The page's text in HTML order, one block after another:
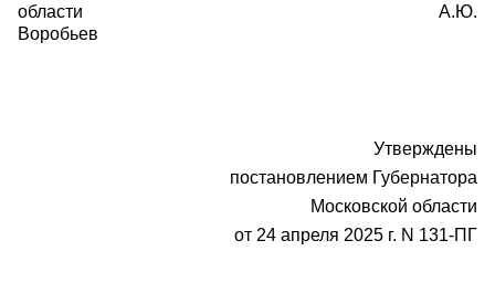
области А.Ю.
Воробьев
Утверждены
постановлением Губернатора
Московской области
от 24 апреля 2025 г. N 131-ПГ